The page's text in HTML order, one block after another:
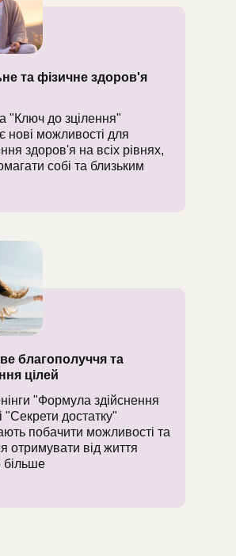
"Ключ до зцілення"
нові можливості для
здоров'я на всіх рівнях,
собі та близьким
та фізичне здоров'я
"Формула здійснення
"Секрети достатку"
побачити можливості та
отримувати від життя
більше
благополуччя та
цілей